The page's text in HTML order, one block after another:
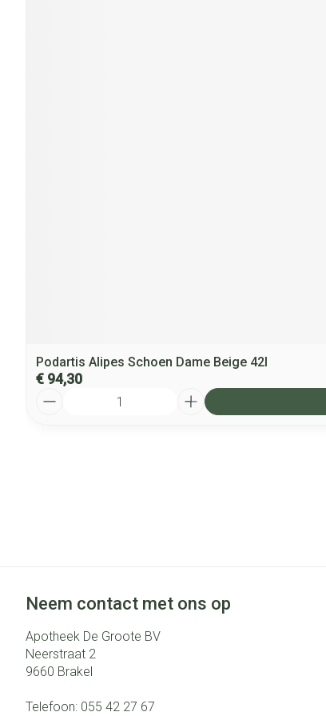
Podartis Alipes Schoen Dame Beige 42l
€ 94,30
Neem contact met ons op
Apotheek De Groote BV
Neerstraat 2
9660 Brakel
Telefoon: 055 42 27 67